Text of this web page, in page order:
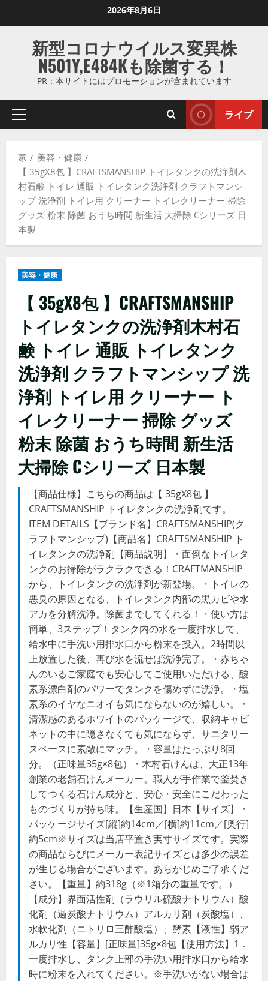
ス
ッ
2026年8月6日
新型コロナウイルス変異株
N501Y,E484Kも除菌する！
PR：本サイトにはプロモーションが含まれています
プ
マ
リ
メ
ニ
ュ
ー
ライブ
家
美容・健康
【 35gX8包 】CRAFTSMANSHIP トイレタンクの洗浄剤木
村石鹸 トイレ 通販 トイレタンク洗浄剤 クラフトマンシ
ップ 洗浄剤 トイレ用 クリーナー トイレクリーナー 掃除
グッズ 粉末 除菌 おうち時間 新生活 大掃除 Cシリーズ 日
本製
美容・健康
【 35gX8包 】CRAFTSMANSHIP
トイレタンクの洗浄剤木村石
鹸 トイレ 通販 トイレタンク
洗浄剤 クラフトマンシップ 洗
浄剤 トイレ用 クリーナー ト
イレクリーナー 掃除 グッズ
粉末 除菌 おうち時間 新生活
大掃除 Cシリーズ 日本製
【商品仕様】こちらの商品は【 35gX8包 】
CRAFTSMANSHIP トイレタンクの洗浄剤です。
ITEM DETAILS【ブランド名】CRAFTSMANSHIP(ク
ラフトマンシップ)【商品名】CRAFTSMANSHIP ト
イレタンクの洗浄剤【商品説明】・面倒なトイレタ
ンクのお掃除がラクラクできる！CRAFTMANSHIP
から、トイレタンクの洗浄剤が新登場。・トイレの
悪臭の原因となる、トイレタンク内部の黒カビや水
アカを分解洗浄。除菌までしてくれる！・使い方は
簡単、3ステップ！タンク内の水を一度排水して、
給水中に手洗い用排水口から粉末を投入。2時間以
上放置した後、再び水を流せば洗浄完了。・赤ちゃ
んのいるご家庭でも安心してご使用いただける、酸
素系漂白剤のパワーでタンクを傷めずに洗浄。・塩
素系のイヤなニオイも気にならないのが嬉しい。・
清潔感のあるホワイトのパッケージで、収納キャビ
ネットの中に隠さなくても気にならず、サニタリー
スペースに素敵にマッチ。・容量はたっぷり8回
分。（正味量35g×8包）・木村石けんは、大正13年
創業の老舗石けんメーカー。職人が手作業で釜焚き
してつくる石けん成分と、安心・安全にこだわった
ものづくりが持ち味。【生産国】日本【サイズ】・
パッケージサイズ[縦]約14cm／[横]約11cm／[奥行]
約5cm※サイズは当店平置き実寸サイズです。実際
の商品ならびにメーカー表記サイズとは多少の誤差
が生じる場合がございます。あらかじめご了承くだ
さい。【重量】約318g（※1箱分の重量です。）
【成分】界面活性剤（ラウリル硫酸ナトリウム）酸
化剤（過炭酸ナトリウム）アルカリ剤（炭酸塩）、
水軟化剤（ニトリロ三酢酸塩）、酵素【液性】弱ア
ルカリ性【容量】[正味量]35g×8包【使用方法】1．
一度排水し、タンク上部の手洗い用排水口から給水
時に粉末を入れてください。※手洗いがない場合は